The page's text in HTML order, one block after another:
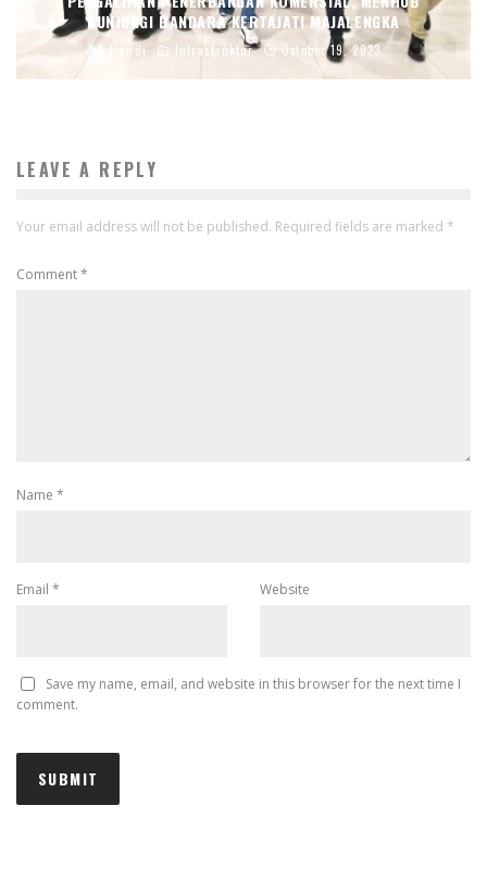
KUNJUNGI BANDARA KERTAJATI MAJALENGKA
Handi Infrastruktur October 19, 2023
LEAVE A REPLY
Your email address will not be published. Required fields are marked *
Comment*
Name *
Email * Website
Save my name, email, and website in this browser for the next time I
comment.